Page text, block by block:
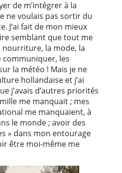
de m’intégrer à la
ne voulais pas sortir du
J’ai fait de mon mieux
semblant que tout me
la mode, la
communiquer, les
la météo ! Mais je ne
hollandaise et j’ai
j’avais d’autres priorités
me manquait ; mes
me manquaient, à
le monde ; avoir des
» dans mon entourage
être moi-même me